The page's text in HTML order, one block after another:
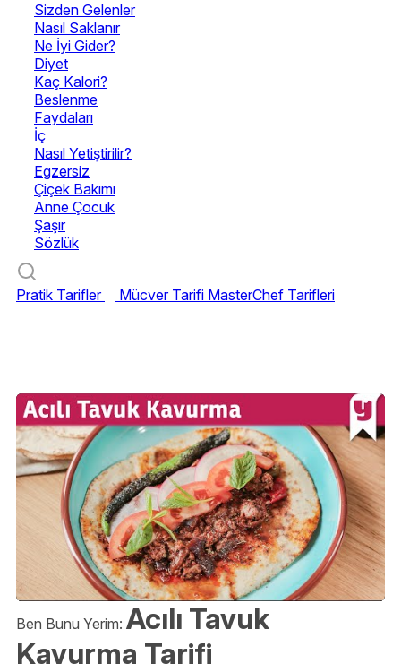
Sizden Gelenler
Nasıl Saklanır
Ne İyi Gider?
Diyet
Kaç Kalori?
Beslenme
Faydaları
İç
Nasıl Yetiştirilir?
Egzersiz
Çiçek Bakımı
Anne Çocuk
Şaşır
Sözlük
Pratik Tarifler Mücver Tarifi MasterChef Tarifleri
Ben Bunu Yerim: Acılı Tavuk
Kavurma Tarifi